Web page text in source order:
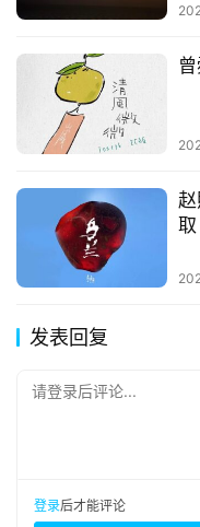
取
发表回复
请登录后评论...
登录后才能评论